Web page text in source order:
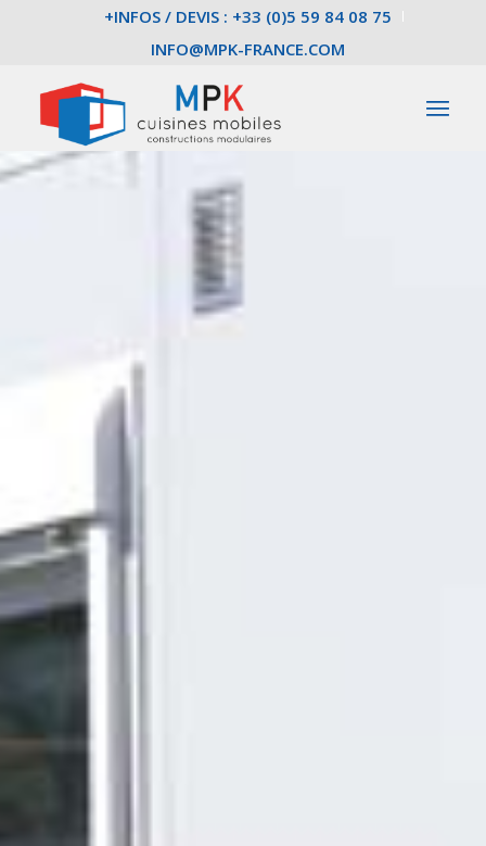
+INFOS / DEVIS : +33 (0)5 59 84 08 75
INFO@MPK-FRANCE.COM